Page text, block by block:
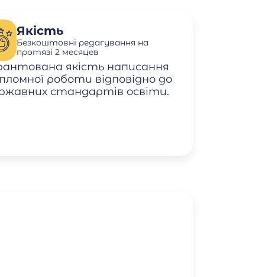
Якість
Безкоштовні редагування на
протязі 2 месяцев
якість написання
роботи відповідно до
стандартів освіти.